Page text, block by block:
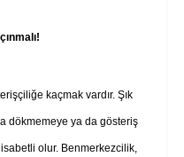
kaçmak vardır. Şık
dökmemeye ya da gösteriş
olur. Benmerkezcilik,